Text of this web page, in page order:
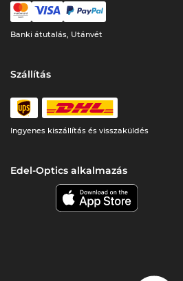
Banki átutalás, Utánvét
Szállítás
Ingyenes kiszállítás és visszaküldés
Edel-Optics alkalmazás